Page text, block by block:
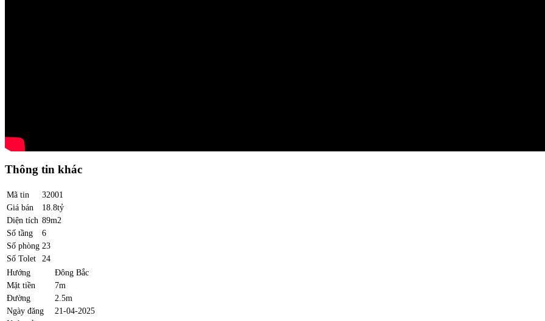
Thông tin khác
Mã tin
32001
Giá bán
18.8tỷ
Diện tích 89m2
Số tầng
6
Số phòng 23
Số Tolet
24
Hướng
Đông Bắc
Mặt tiền
7m
Đường
2.5m
Ngày đăng
21-04-2025